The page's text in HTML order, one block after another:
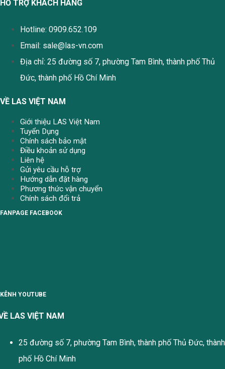
HỖ TRỢ KHÁCH HÀNG
Hotline: 0909.652.109
Email: sale@las-vn.com
Địa chỉ: 25 đường số 7, phường Tam Bình, thành phố Thủ
Đức, thành phố Hồ Chí Minh
VỀ LAS VIỆT NAM
Giới thiệu LAS Việt Nam
Tuyển Dụng
Chính sách bảo mật
Điều khoản sử dụng
Liên hệ
Gửi yêu cầu hỗ trợ
Hướng dẫn đặt hàng
Phương thức vận chuyển
Chính sách đổi trả
FANPAGE FACEBOOK
KÊNH YOUTUBE
LAS VIỆT NAM
25 đường số 7, phường Tam Bình, thành phố Thủ Đức, thành
phố Hồ Chí Minh